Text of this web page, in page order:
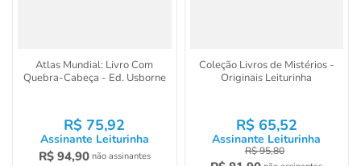
Atlas Mundial: Livro Com
Quebra-Cabeça - Ed. Usborne
R$ 75,92
Assinante Leiturinha
R$ 94,90 não assinantes
Coleção Livros de Mistérios -
Originais Leiturinha
R$ 65,52
Assinante Leiturinha
R$95,80